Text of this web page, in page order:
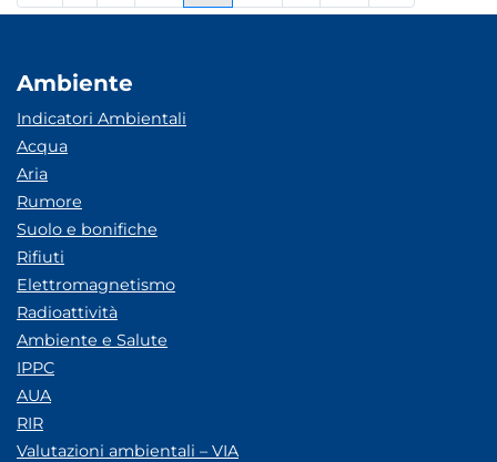
Ambiente
Indicatori Ambientali
Acqua
Aria
Rumore
Suolo e bonifiche
Rifiuti
Elettromagnetismo
Radioattività
Ambiente e Salute
IPPC
AUA
RIR
Valutazioni ambientali – VIA